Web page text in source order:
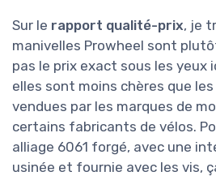
Sur le rapport qualité-prix, je
manivelles Prowheel sont
pas le prix exact sous les yeux
elles sont moins chères que les
vendues par les marques de
certains fabricants de vélos.
alliage 6061 forgé, avec une
usinée et fournie avec les vis,